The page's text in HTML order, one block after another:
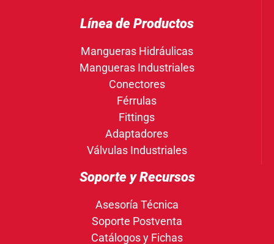
Línea de Productos
Mangueras Hidráulicas
Mangueras Industriales
Conectores
Férrulas
Fittings
Adaptadores
Válvulas Industriales
Soporte y Recursos
Asesoría Técnica
Soporte Postventa
Catálogos y Fichas